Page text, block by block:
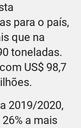
para o país,
que na
toneladas.
US$ 98,7
2019/2020,
a mais